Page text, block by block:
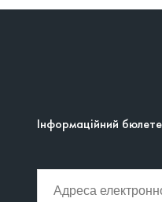
Інформаційний